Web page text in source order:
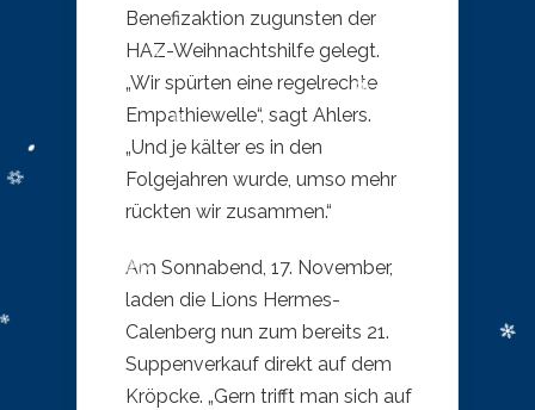
Benefizaktion zugunsten der
HAZ-Weihnachtshilfe gelegt.
„Wir spürten eine regelrechte
Empathiewelle“, sagt Ahlers.
„Und je kälter es in den
Folgejahren wurde, umso mehr
rückten wir zusammen.“
Am Sonnabend, 17. November,
laden die Lions Hermes-
Calenberg nun zum bereits 21.
Suppenverkauf direkt auf dem
Kröpcke. „Gern trifft man sich auf